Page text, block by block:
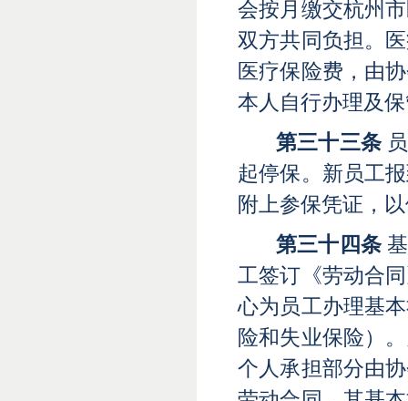
会按月缴交杭州
双方共同负担。
医疗保险费，由
本人自行办理及
第三十三条
起停保。新员工
附上参保凭证，
第三十四条
工签订《劳动合
心为员工办理基
险和失业保险）
个人承担部分由